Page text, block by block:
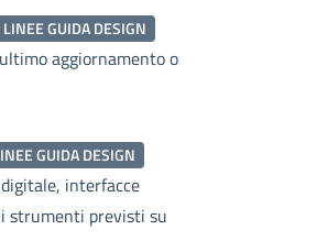
GUIDA DESIGN
aggiornamento o
GUIDA DESIGN
interfacce
strumenti previsti su